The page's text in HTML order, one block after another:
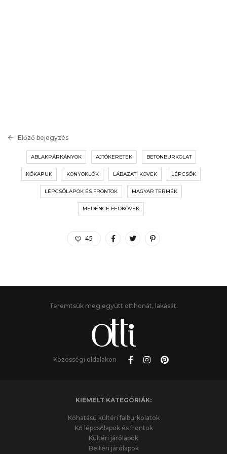
Előző bejegyzés
ABLAKPÁRKÁNYOK AJTÓKERETEK BETONBURKOLAT
KŐKAPUK KÖNYÖKLŐK LÁBAZATI KÖVEK LÉPCSŐK
LÉPCSŐLAPOK ÉS FRONTOK MAGYAR TERMÉK
MEDENCE FEDKÖVEK
45
Teremtsük meg együtt otthonát, lakását.
Közösségi oldalakon
KIEMELT KATEGÓRIÁK:
Kőhatású kültéri falburkolatok
Kő lépcsőlapok és frontok
Kültéri járólapok
Beltéri járólapok